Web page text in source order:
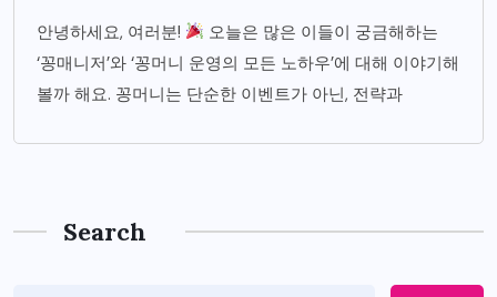
안녕하세요, 여러분!
오늘은 많은 이들이 궁금해하는
‘꽁매니저’와 ‘꽁머니 운영의 모든 노하우’에 대해 이야기해
볼까 해요. 꽁머니는 단순한 이벤트가 아닌, 전략과
Search